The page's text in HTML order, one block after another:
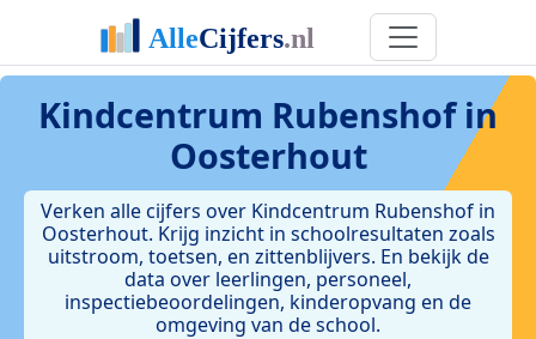
Kindcentrum Rubenshof in
Oosterhout
Verken alle cijfers over Kindcentrum Rubenshof in
Oosterhout. Krijg inzicht in schoolresultaten zoals
uitstroom, toetsen, en zittenblijvers. En bekijk de
data over leerlingen, personeel,
inspectiebeoordelingen, kinderopvang en de
omgeving van de school.